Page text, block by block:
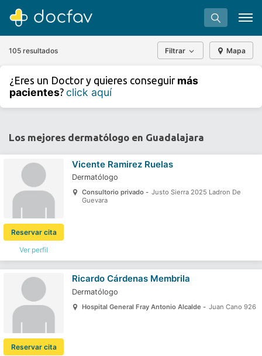
Buscar
¿Eres un doctor?
105 resultados Filtrar Mapa
¿Eres un Doctor y quieres conseguir más
pacientes? click aquí
Los mejores dermatólogo en Guadalajara
Ver perfil
Reservar cita
Vicente Ramirez Ruelas
Dermatólogo
Consultorio privado - Justo Sierra 2025 Ladron De
Guevara
Reservar cita
Ricardo Cárdenas Membrila
Dermatólogo
Hospital General Fray Antonio Alcalde - Juan Cano 926
⇧
©
contributors.